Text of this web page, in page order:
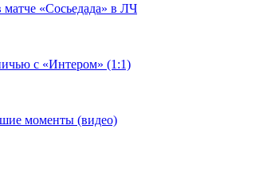
матче «Сосьедада» в ЛЧ
с «Интером» (1:1)
моменты (видео)